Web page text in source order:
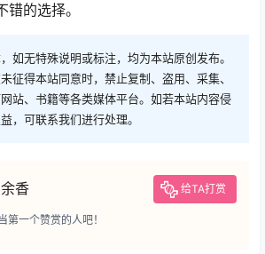
的选择。
如无特殊说明或标注，均为本站原创发布。
征得本站同意时，禁止复制、盗用、采集、
站、书籍等各类媒体平台。如若本站内容侵
，可联系我们进行处理。
香 给TA打赏
第一个赞赏的人吧！